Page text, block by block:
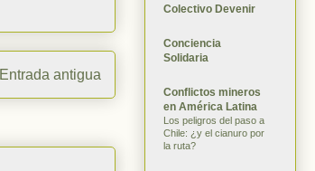
Entrada antigua
Colectivo Devenir
Conciencia
Solidaria
Conflictos mineros
en América Latina
Los peligros del paso a
Chile: ¿y el cianuro por
la ruta?